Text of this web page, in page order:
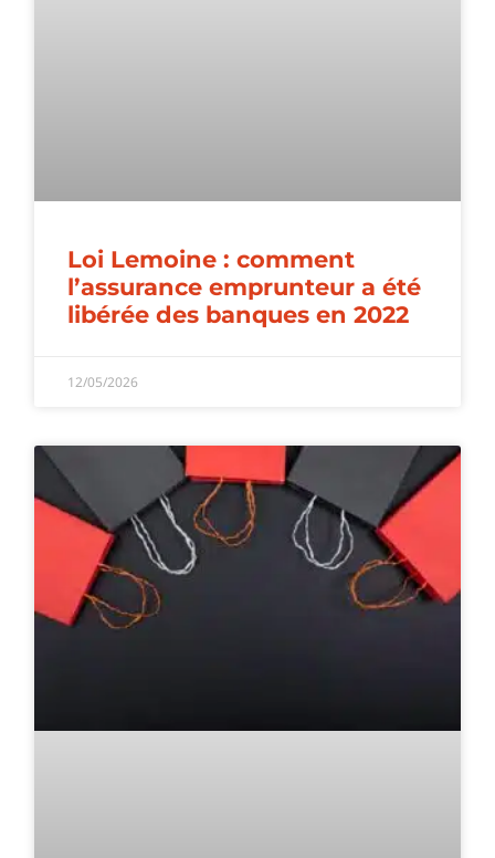
Loi Lemoine : comment
l’assurance emprunteur a été
libérée des banques en 2022
12/05/2026